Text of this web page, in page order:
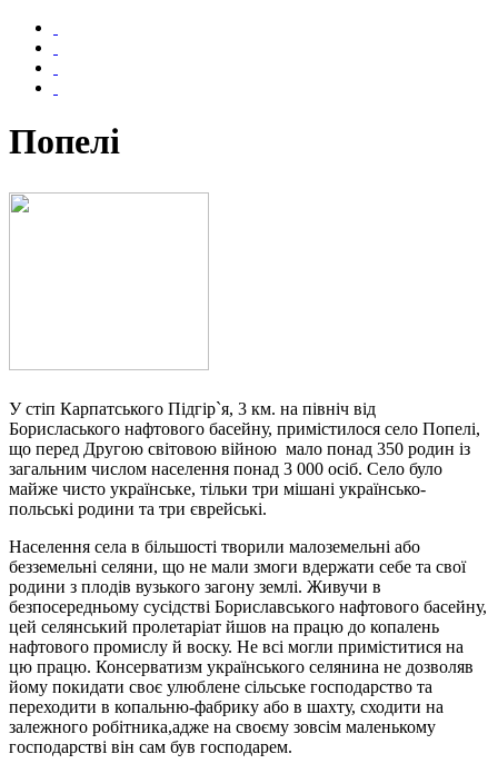
Попелі
У стіп Карпатського Підгір`я, 3 км. на північ від
Борисласького нафтового басейну, примістилося село Попелі,
що перед Другою світовою війною мало понад 350 родин із
загальним числом населення понад 3 000 осіб. Село було
майже чисто українське, тільки три мішані українсько-
польські родини та три єврейські.
Населення села в більшості творили малоземельні або
безземельні селяни, що не мали змоги вдержати себе та свої
родини з плодів вузького загону землі. Живучи в
безпосередньому сусідстві Бориславського нафтового басейну,
цей селянський пролетаріат йшов на працю до копалень
нафтового промислу й воску. Не всі могли приміститися на
цю працю. Консерватизм українського селянина не дозволяв
йому покидати своє улюблене сільське господарство та
переходити в копальню-фабрику або в шахту, сходити на
залежного робітника,адже на своєму зовсім маленькому
господарстві він сам був господарем.